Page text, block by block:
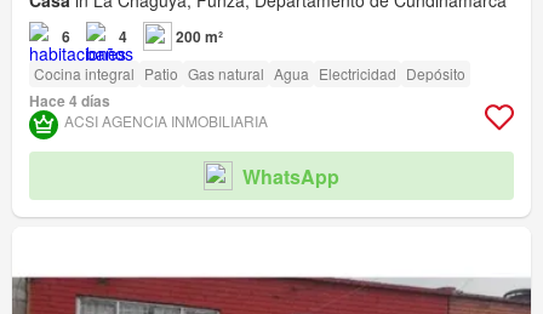
6 4 200 m²
Cocina integral Patio Gas natural Agua Electricidad Depósito
Hace 4 días
ACSI AGENCIA INMOBILIARIA
WhatsApp